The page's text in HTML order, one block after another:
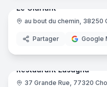
Le Clariant
au bout du chemin,
Partager Google
Restaurant Lasagna
37 Grande Rue, 77320